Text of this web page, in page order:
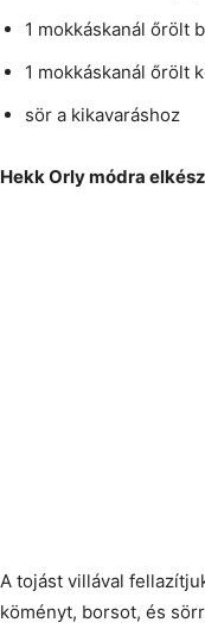
1 mokkáskanál őrölt
1 mokkáskanál őrölt
sör a kikavaráshoz
Hekk Orly módra
A tojást villával
köményt, borsot, és